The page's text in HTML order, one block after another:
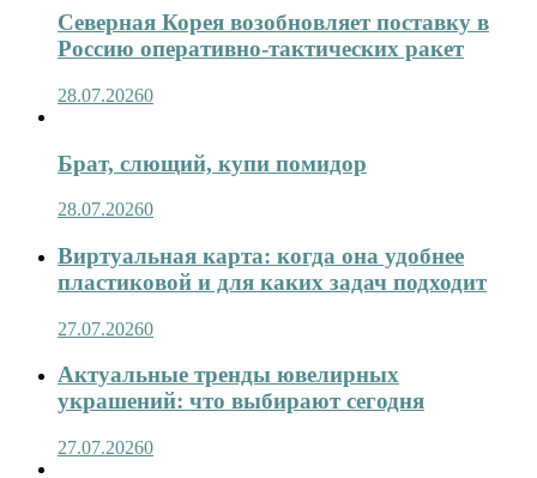
Северная Корея возобновляет поставку в
Россию оперативно-тактических ракет
28.07.20260
Брат, слющий, купи помидор
28.07.20260
Виртуальная карта: когда она удобнее
пластиковой и для каких задач подходит
27.07.20260
Актуальные тренды ювелирных
украшений: что выбирают сегодня
27.07.20260